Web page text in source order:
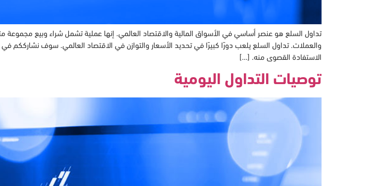
تداول السلع هو عنصر أساسي في الأسواق المالية والاقتصاد العالمي. إنها عملية تشمل شراء وبيع مجموعة
والعملات. تداول السلع يلعب دورًا كبيرًا في تحديد الأسعار والتوازن في الاقتصاد العالمي. سوف نشارككم
الاستفادة القصوى منه. […]
توصيات التداول اليومية